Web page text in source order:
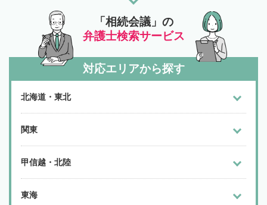
「相続会議」の
弁護士検索サービス
対応エリアから探す
北海道・東北
関東
甲信越・北陸
東海